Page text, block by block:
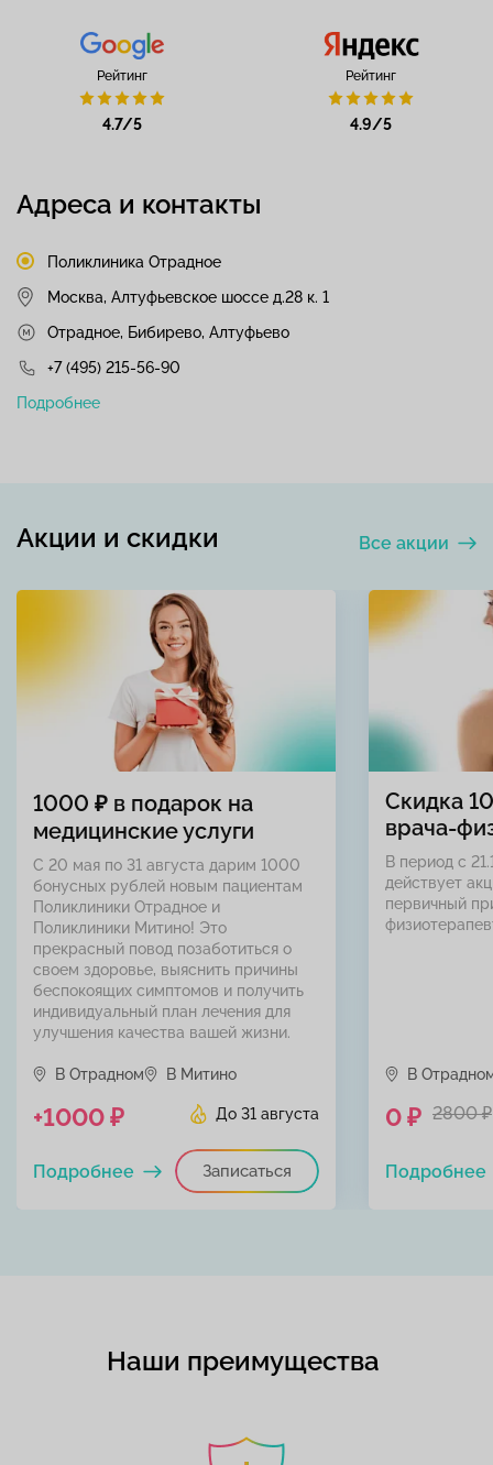
Рейтинг
4.7/5
Рейтинг
4.9/5
Адреса и контакты
Поликлиника Отрадное
Москва, Алтуфьевское шоссе д.28 к. 1
Отрадное, Бибирево, Алтуфьево
+7 (495) 215-56-90
Подробнее
Все акции
Акции и скидки
1000 ₽ в подарок на
медицинские услуги
С 20 мая по 31 августа дарим 1000
бонусных рублей новым пациентам
Поликлиники Отрадное и
Поликлиники Митино! Это
прекрасный повод позаботиться о
своем здоровье, выяснить причины
беспокоящих симптомов и получить
индивидуальный план лечения для
улучшения качества вашей жизни.
В Отрадном В Митино
До 31 августа
+1000 ₽
Записаться
Подробнее
Скидка
врача-
В период с
действует
первичный
В
0 ₽ 2800 ₽
Подробнее
Наши преимущества